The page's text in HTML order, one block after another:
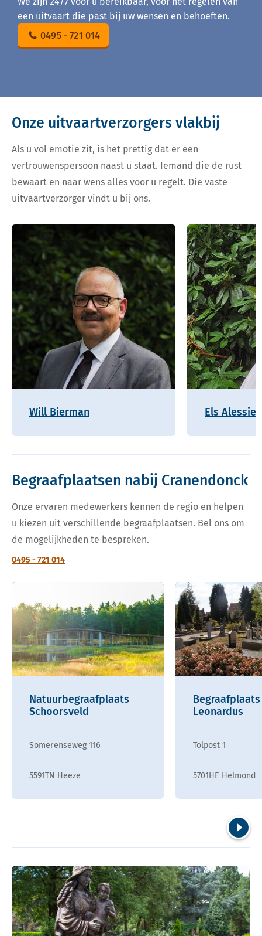
een uitvaart die past bij uw wensen en behoeften.
0495 - 721 014
Onze uitvaartverzorgers vlakbij
Als u vol emotie zit, is het prettig dat er een
vertrouwenspersoon naast u staat. Iemand die de rust
bewaart en naar wens alles voor u regelt. Die vaste
uitvaartverzorger vindt u bij ons.
Will Bierman Els Alessie
Begraafplaatsen nabij Cranendonck
Onze ervaren medewerkers kennen de regio en helpen
u kiezen uit verschillende begraafplaatsen. Bel ons om
de mogelijkheden te bespreken.
0495 - 721 014
Natuurbegraafplaats
Schoorsveld
Somerenseweg 116
5591TN Heeze
Begraafplaats
Leonardus
Tolpost 1
5701HE Helmond